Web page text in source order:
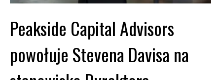
Peakside Capital Advisors
powołuje Stevena Davisa na